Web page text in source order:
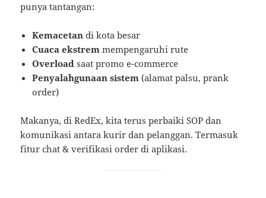
punya tantangan:
Kemacetan di kota besar
Cuaca ekstrem mempengaruhi rute
Overload saat promo e-commerce
Penyalahgunaan sistem (alamat palsu, prank
order)
Makanya, di RedEx, kita terus perbaiki SOP dan
komunikasi antara kurir dan pelanggan. Termasuk
fitur chat & verifikasi order di aplikasi.